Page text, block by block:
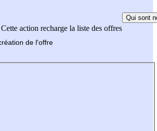
Cette action recharge la liste des offres
Qui sont
de l'offre